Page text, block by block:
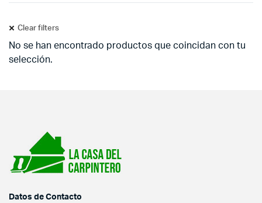
Clear filters
No se han encontrado productos que coincidan con tu
selección.
Datos de Contacto